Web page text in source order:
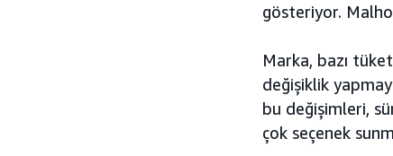
gösteriyor.
Marka, bazı
değişiklik
bu değişimleri,
çok seçenek